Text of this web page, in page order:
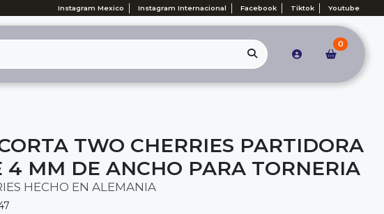
Instagram Mexico Instagram Internacional Facebook Tiktok Youtube
0
TWO CHERRIES PARTIDORA
4 MM DE ANCHO PARA TORNERIA
HECHO EN ALEMANIA